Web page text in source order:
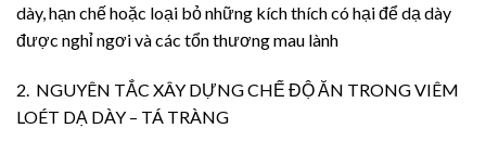
dày, hạn chế hoặc loại bỏ những kích thích có hại để dạ dày
được nghỉ ngơi và các tổn thương mau lành
2. NGUYÊN TẮC XÂY DỰNG CHẾ ĐỘ ĂN TRONG VIÊM
LOÉT DẠ DÀY – TÁ TRÀNG